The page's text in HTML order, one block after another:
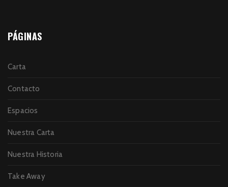
PÁGINAS
Carta
Contacto
Espacios
Nuestra Carta
Nuestra Historia
Take Away